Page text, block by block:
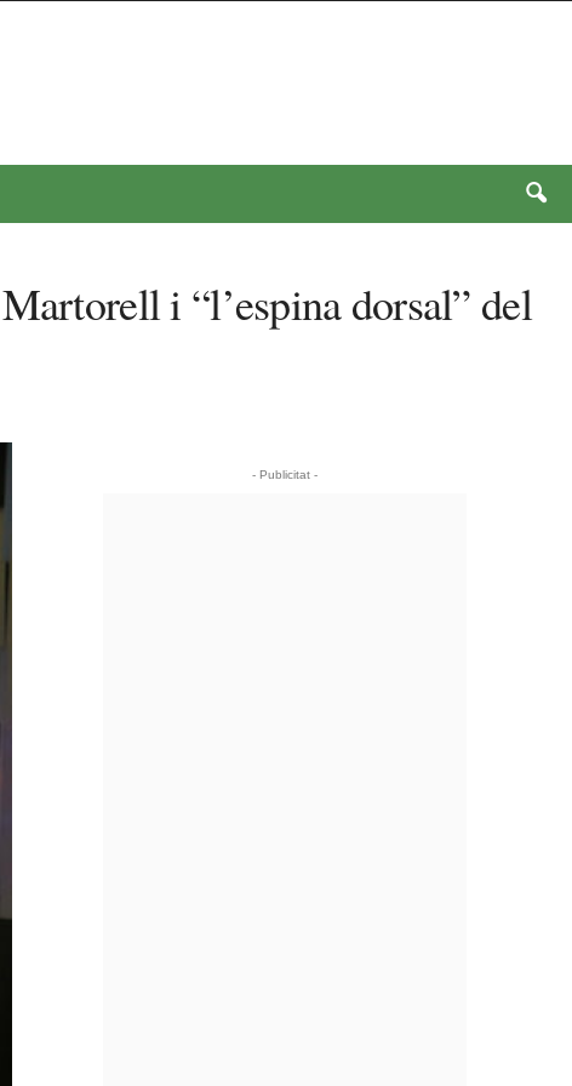
i “l’espina dorsal” del
- Publicitat -